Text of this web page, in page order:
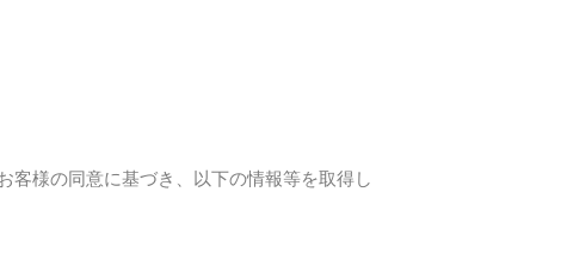
様の同意に基づき、以下の情報等を取得し